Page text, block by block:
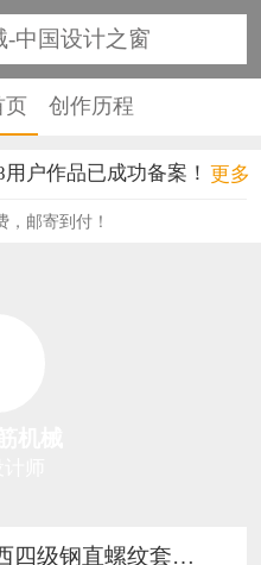
-中国设计之窗
页 创作历程
户作品已成功备案！
户作品已成功备案！
更多
邮寄到付！
湘西四级钢直螺纹套筒专业生产厂家由9905